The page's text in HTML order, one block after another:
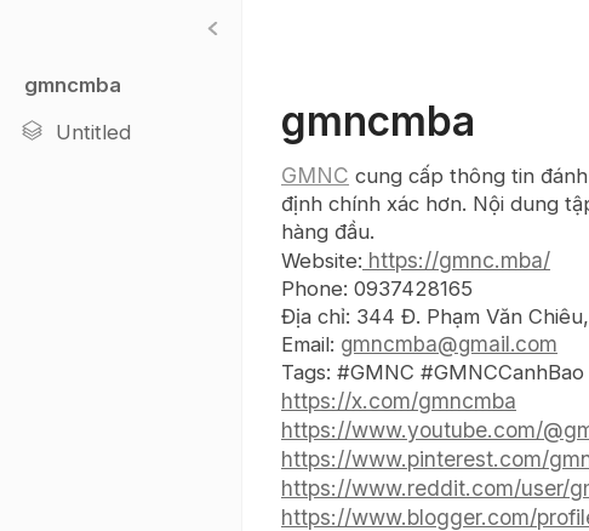
gmncmba
Untitled
gmncmba
GMNC cung cấp thông tin
định chính xác hơn. Nội dung
hàng đầu.
Website: https://gmnc.mba/
Phone: 0937428165
Địa chỉ: 344 Đ. Phạm Văn
Email: gmncmba@gmail.com
Tags: #GMNC
https://x.com/gmncmba
https://www.youtube.com/
https://www.pinterest.com/
https://www.reddit.com/user/
https://www.blogger.com/